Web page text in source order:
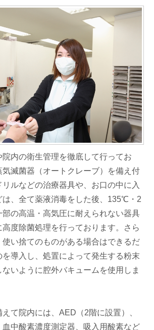
内の衛生管理を徹底して行ってお
気滅菌器（オートクレーブ）を備え付
ルなどの治療器具や、お口の中に入
は、全て薬液消毒をした後、135℃・2
の高温・高気圧に耐えられない器具
度除菌処理を行っております。さら
使い捨てのものがある場合はできるだ
導入し、処置によって発生する粉末
いように腔外バキュームを使用しま
て院内には、AED（2階に設置）、
中酸素濃度測定器、吸入用酸素など